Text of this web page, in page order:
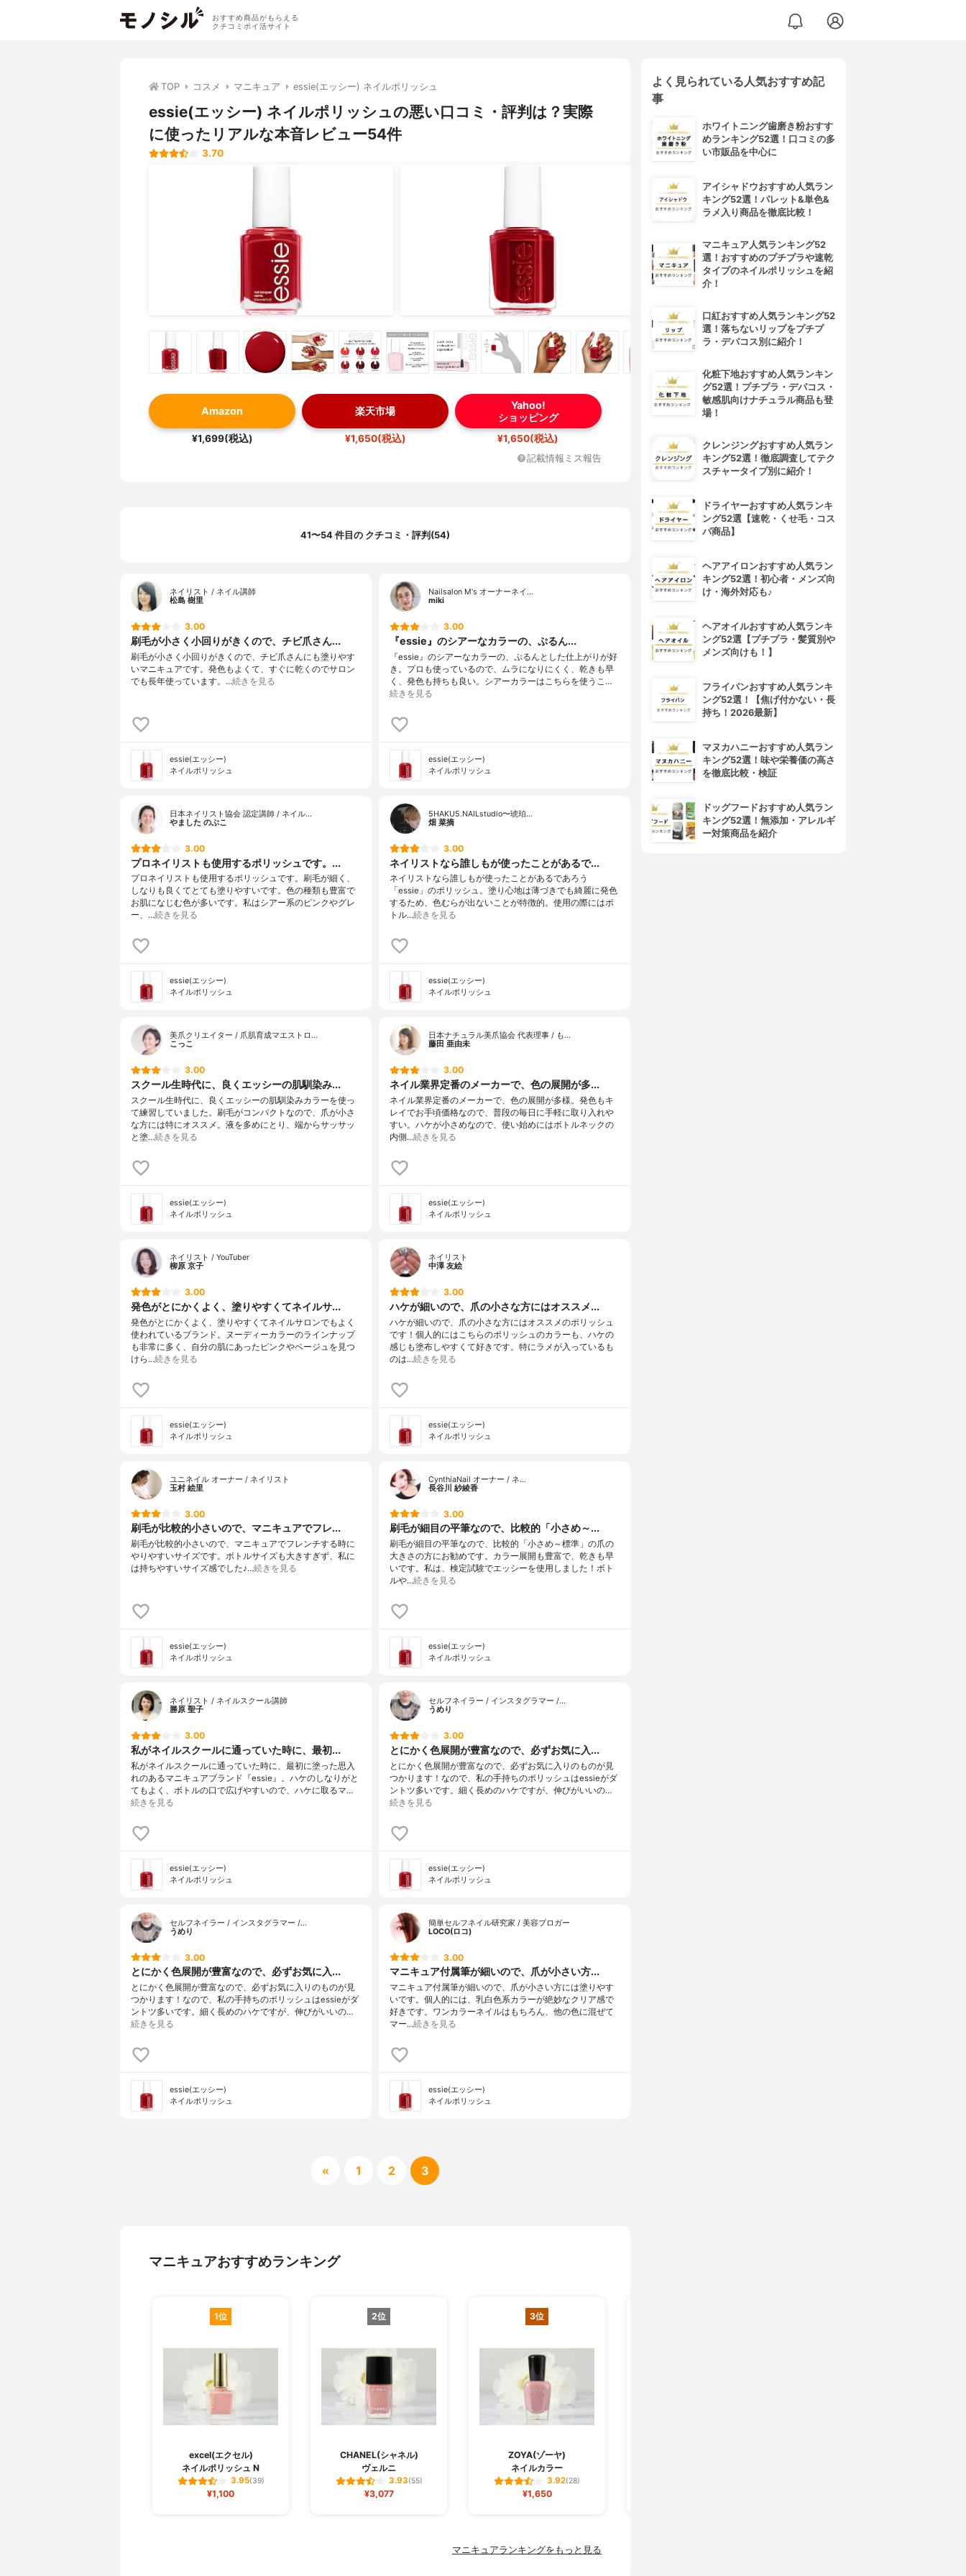
おすすめ商品がもらえる
クチコミポイ活サイト
TOP コスメ マニキュア essie(エッシー) ネイルポリッシュ
essie(エッシー) ネイルポリッシュの悪い口コミ・評判は？実際
に使ったリアルな本音レビュー54件
3.70
Amazon
¥1,699(税込)
楽天市場
¥1,650(税込)
Yahoo!
ショッピング
¥1,650(税込)
記載情報ミス報告
41〜54 件目の クチコミ・評判(54)
ネイリスト / ネイル講師
松島 樹里
3.00
刷毛が小さく小回りがきくので、チビ爪さん...
刷毛が小さく小回りがきくので、チビ爪さんにも塗りやす
いマニキュアです。発色もよくて、すぐに乾くのでサロン
でも長年使っています。…続きを見る
essie(エッシー)
ネイルポリッシュ
Nailsalon M's オーナーネイ…
miki
3.00
『essie』のシアーなカラーの、ぷるん...
『essie』のシアーなカラーの、ぷるんとした仕上がりが好
き。プロも使っているので、ムラになりにくく、乾きも早
く、発色も持ちも良い。シアーカラーはこちらを使うこ…
続きを見る
essie(エッシー)
ネイルポリッシュ
日本ネイリスト協会 認定講師 / ネイル…
やました のぶこ
3.00
プロネイリストも使用するポリッシュです。...
プロネイリストも使用するポリッシュです。刷毛が細く、
しなりも良くてとても塗りやすいです。色の種類も豊富で
お肌になじむ色が多いです。私はシアー系のピンクやグレ
ー、…続きを見る
essie(エッシー)
ネイルポリッシュ
5HAKU5.NAILstudio〜琥珀…
畑 菜摘
3.00
ネイリストなら誰しもが使ったことがあるで...
ネイリストなら誰しもが使ったことがあるであろう
「essie」のポリッシュ。塗り心地は薄づきでも綺麗に発色
するため、色むらが出ないことが特徴的。使用の際にはボ
トル…続きを見る
essie(エッシー)
ネイルポリッシュ
美爪クリエイター / 爪肌育成マエストロ…
こっこ
3.00
スクール生時代に、良くエッシーの肌馴染み...
スクール生時代に、良くエッシーの肌馴染みカラーを使っ
て練習していました。刷毛がコンパクトなので、爪が小さ
な方には特にオススメ。液を多めにとり、端からサッサッ
と塗…続きを見る
essie(エッシー)
ネイルポリッシュ
日本ナチュラル美爪協会 代表理事 / も…
藤田 亜由未
3.00
ネイル業界定番のメーカーで、色の展開が多...
ネイル業界定番のメーカーで、色の展開が多様。発色もキ
レイでお手頃価格なので、普段の毎日に手軽に取り入れや
すい。ハケが小さめなので、使い始めにはボトルネックの
内側…続きを見る
essie(エッシー)
ネイルポリッシュ
ネイリスト / YouTuber
柳原 京子
3.00
発色がとにかくよく、塗りやすくてネイルサ...
発色がとにかくよく、塗りやすくてネイルサロンでもよく
使われているブランド。ヌーディーカラーのラインナップ
も非常に多く、自分の肌にあったピンクやベージュを見つ
けら…続きを見る
essie(エッシー)
ネイルポリッシュ
ネイリスト
中澤 友絵
3.00
ハケが細いので、爪の小さな方にはオススメ...
ハケが細いので、爪の小さな方にはオススメのポリッシュ
です！個人的にはこちらのポリッシュのカラーも、ハケの
感じも塗布しやすくて好きです。特にラメが入っているも
のは…続きを見る
essie(エッシー)
ネイルポリッシュ
ユニネイル オーナー / ネイリスト
玉村 絵里
3.00
刷毛が比較的小さいので、マニキュアでフレ...
刷毛が比較的小さいので、マニキュアでフレンチする時に
やりやすいサイズです。ボトルサイズも大きすぎず、私に
は持ちやすいサイズ感でした♪…続きを見る
essie(エッシー)
ネイルポリッシュ
CynthiaNail オーナー / ネ…
長谷川 紗綾香
3.00
刷毛が細目の平筆なので、比較的「小さめ～...
刷毛が細目の平筆なので、比較的「小さめ～標準」の爪の
大きさの方にお勧めです。カラー展開も豊富で、乾きも早
いです。私は、検定試験でエッシーを使用しました！ボト
ルや…続きを見る
essie(エッシー)
ネイルポリッシュ
ネイリスト / ネイルスクール講師
勝原 聖子
3.00
私がネイルスクールに通っていた時に、最初...
私がネイルスクールに通っていた時に、最初に塗った思入
れのあるマニキュアブランド『essie』。ハケのしなりがと
てもよく、ボトルの口で広げやすいので、ハケに取るマ…
続きを見る
essie(エッシー)
ネイルポリッシュ
セルフネイラー / インスタグラマー /…
うめり
3.00
とにかく色展開が豊富なので、必ずお気に入...
とにかく色展開が豊富なので、必ずお気に入りのものが見
つかります！なので、私の手持ちのポリッシュはessieがダ
ントツ多いです。細く長めのハケですが、伸びがいいの…
続きを見る
essie(エッシー)
ネイルポリッシュ
セルフネイラー / インスタグラマー /…
うめり
3.00
とにかく色展開が豊富なので、必ずお気に入...
とにかく色展開が豊富なので、必ずお気に入りのものが見
つかります！なので、私の手持ちのポリッシュはessieがダ
ントツ多いです。細く長めのハケですが、伸びがいいの…
続きを見る
essie(エッシー)
ネイルポリッシュ
簡単セルフネイル研究家 / 美容ブロガー
LOCO(ロコ)
3.00
マニキュア付属筆が細いので、爪が小さい方...
マニキュア付属筆が細いので、爪が小さい方には塗りやす
いです。個人的には、乳白色系カラーが絶妙なクリア感で
好きです。ワンカラーネイルはもちろん、他の色に混ぜて
マー…続きを見る
essie(エッシー)
ネイルポリッシュ
« 1 2 3
マニキュアおすすめランキング
1位
excel(エクセル)
ネイルポリッシュ N
3.95(39)
¥1,100
2位
CHANEL(シャネル)
ヴェルニ
3.93(55)
¥3,077
3位
ZOYA(ゾーヤ)
ネイルカラー
3.92(28)
¥1,650
マニキュアランキングをもっと見る
よく見られている人気おすすめ記
事
ホワイトニング歯磨き粉おすす
めランキング52選！口コミの多
い市販品を中心に
アイシャドウおすすめ人気ラン
キング52選！パレット&単色&
ラメ入り商品を徹底比較！
マニキュア人気ランキング52
選！おすすめのプチプラや速乾
タイプのネイルポリッシュを紹
介！
口紅おすすめ人気ランキング52
選！落ちないリップをプチプ
ラ・デパコス別に紹介！
化粧下地おすすめ人気ランキン
グ52選！プチプラ・デパコス・
敏感肌向けナチュラル商品も登
場！
クレンジングおすすめ人気ラン
キング52選！徹底調査してテク
スチャータイプ別に紹介！
ドライヤーおすすめ人気ランキ
ング52選【速乾・くせ毛・コス
パ商品】
ヘアアイロンおすすめ人気ラン
キング52選！初心者・メンズ向
け・海外対応も♪
ヘアオイルおすすめ人気ランキ
ング52選【プチプラ・髪質別や
メンズ向けも！】
フライパンおすすめ人気ランキ
ング52選！【焦げ付かない・長
持ち！2026最新】
マヌカハニーおすすめ人気ラン
キング52選！味や栄養価の高さ
を徹底比較・検証
ドッグフードおすすめ人気ラン
キング52選！無添加・アレルギ
ー対策商品を紹介